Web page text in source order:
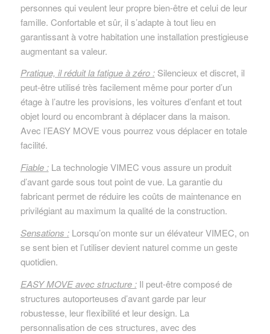
personnes qui veulent leur propre bien-être et celui de leur
famille. Confortable et sûr, il s’adapte à tout lieu en
garantissant à votre habitation une installation prestigieuse
augmentant sa valeur.
Pratique, il réduit la fatigue à zéro :Silencieux et discret, il
peut-être utilisé très facilement même pour porter d’un
étage à l’autre les provisions, les voitures d’enfant et tout
objet lourd ou encombrant à déplacer dans la maison.
Avec l’EASY MOVE vous pourrez vous déplacer en totale
facilité.
Fiable :La technologie VIMEC vous assure un produit
d’avant garde sous tout point de vue. La garantie du
fabricant permet de réduire les coûts de maintenance en
privilégiant au maximum la qualité de la construction.
Sensations :Lorsqu’on monte sur un élévateur VIMEC, on
se sent bien et l’utiliser devient naturel comme un geste
quotidien.
EASY MOVE avec structure :Il peut-être composé de
structures autoporteuses d’avant garde par leur
robustesse, leur flexibilité et leur design. La
personnalisation de ces structures, avec des